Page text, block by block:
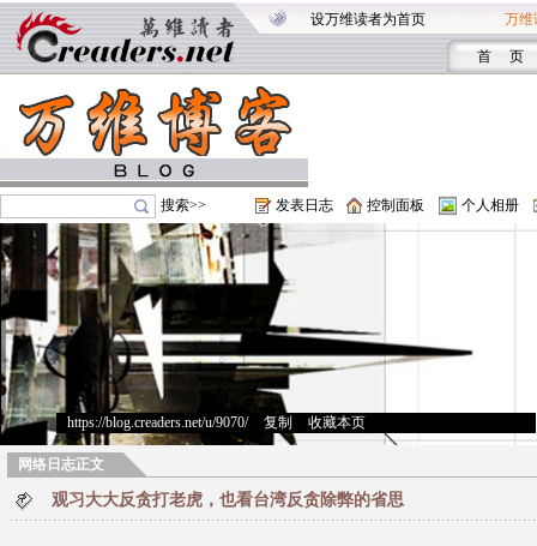
设万维读者为首页 万维
首 页
搜索>> 发表日志 控制面板 个人相册
https://blog.creaders.net/u/9070/> 复制 收藏本页
网络日志正文
观习大大反贪打老虎，也看台湾反贪除弊的省思